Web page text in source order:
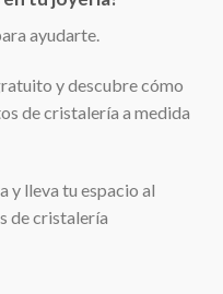
ayudarte.
y descubre cómo
de cristalería a medida
y lleva tu espacio al
de cristalería